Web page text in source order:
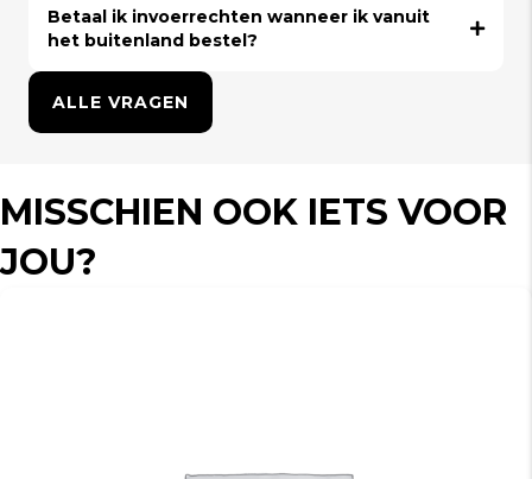
Betaal ik invoerrechten wanneer ik vanuit
het buitenland bestel?
ALLE VRAGEN
MISSCHIEN OOK IETS VOOR
JOU?